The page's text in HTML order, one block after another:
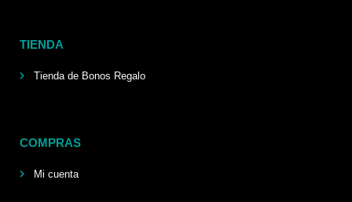
TIENDA
Tienda de Bonos Regalo
COMPRAS
Mi cuenta